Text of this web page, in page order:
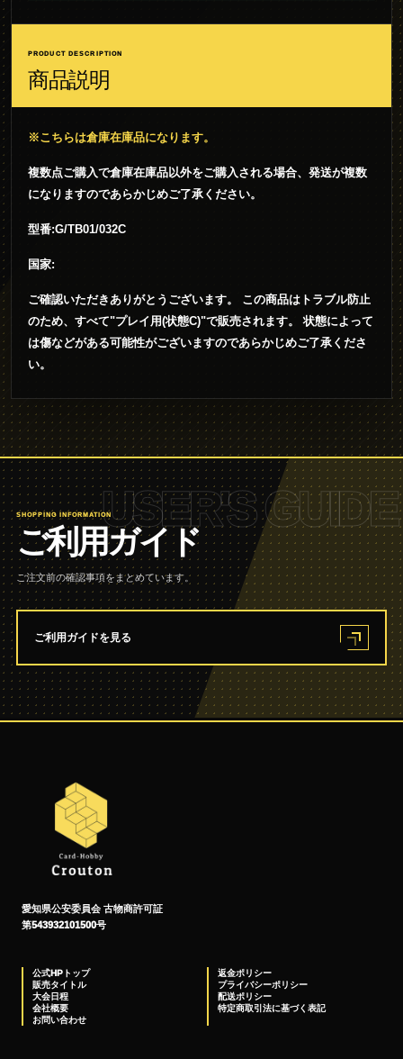
PRODUCT DESCRIPTION
商品説明
※こちらは倉庫在庫品になります。
複数点ご購入で倉庫在庫品以外をご購入される場合、発送が複数
になりますのであらかじめご了承ください。
型番:G/TB01/032C
国家:
ご確認いただきありがとうございます。 この商品はトラブル防止
のため、すべて"プレイ用(状態C)"で販売されます。 状態によって
は傷などがある可能性がございますのであらかじめご了承くださ
い。
USER'S GUIDE
SHOPPING INFORMATION
ご利用ガイド
ご注文前の確認事項をまとめています。
ご利用ガイドを見る
愛知県公安委員会 古物商許可証
第543932101500号
公式HPトップ
販売タイトル
大会日程
会社概要
お問い合わせ
返金ポリシー
プライバシーポリシー
配送ポリシー
特定商取引法に基づく表記